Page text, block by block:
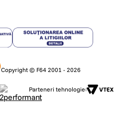
Copyright © F64 2001 - 2026
Parteneri tehnologie: